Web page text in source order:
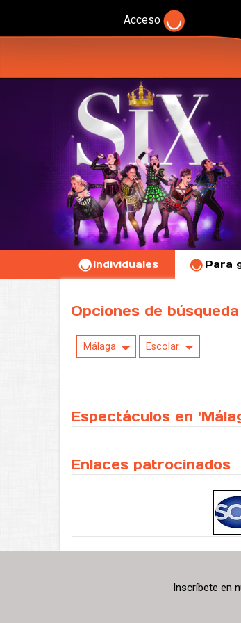
Acceso
Individuales Para
Opciones de
Málaga Escolar
Espectáculos en
Enlaces patrocinados
Inscríbete en